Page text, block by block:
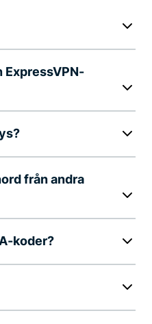
ExpressVPN-
från andra
koder?